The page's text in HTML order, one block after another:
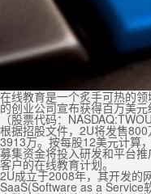
在线教育是一个炙手可热的
的创业公司宣布获得百万美
（股票代码：
根据招股文件，2U将发售
3913万。按每股12美元计算
募集资金将投入研发和平台
客户的在线教育计划。
2U成立于2008年，其开发的
SaaS(Software as a Service